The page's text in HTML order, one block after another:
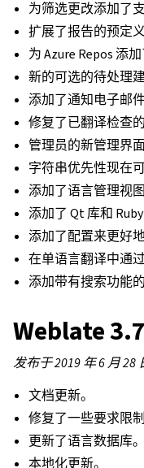
为筛选更改添加了支
扩展了报告的预定
为 Azure Repos 添
新的可选的待处理
添加了通知电子邮
修复了已翻译检查的
管理员的新管理界面
字符串优先性现在
添加了语言管理视图
添加了 Qt 库和
添加了配置来更好
在单语言翻译中通
添加带有搜索功能
Weblate
发布于 2019 年 6 月 28
文档更新。
修复了一些要求限制
更新了语言数据库。
本地化更新。